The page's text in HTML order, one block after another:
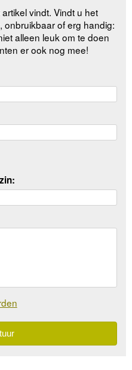
vindt. Vindt u het
onbruikbaar of erg handig:
alleen leuk om te doen
er ook nog mee!